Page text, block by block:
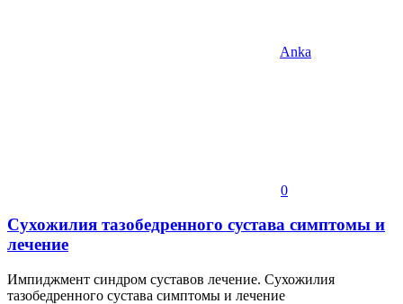
Anka
0
Сухожилия тазобедренного сустава симптомы и
лечение
Импиджмент синдром суставов лечение. Сухожилия
тазобедренного сустава симптомы и лечение